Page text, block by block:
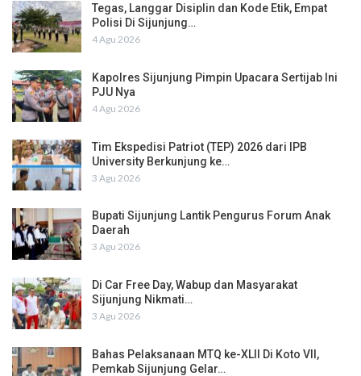
Tegas, Langgar Disiplin dan Kode Etik, Empat
Polisi Di Sijunjung…
4 Agu 2026
Kapolres Sijunjung Pimpin Upacara Sertijab Ini
PJU Nya
4 Agu 2026
Tim Ekspedisi Patriot (TEP) 2026 dari IPB
University Berkunjung ke…
3 Agu 2026
Bupati Sijunjung Lantik Pengurus Forum Anak
Daerah
3 Agu 2026
Di Car Free Day, Wabup dan Masyarakat
Sijunjung Nikmati…
3 Agu 2026
Bahas Pelaksanaan MTQ ke-XLII Di Koto VII,
Pemkab Sijunjung Gelar…